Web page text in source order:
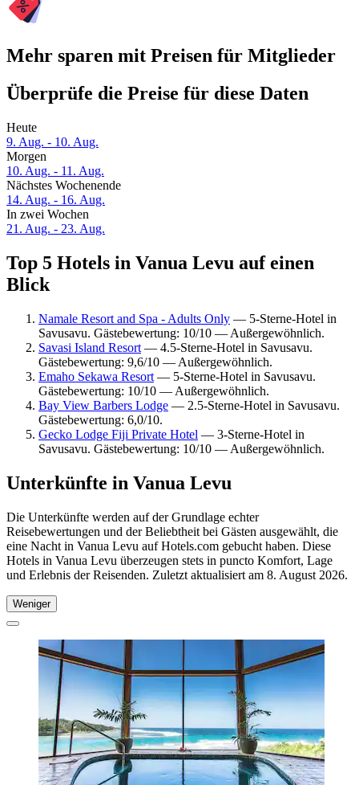
Mehr sparen mit Preisen für Mitglieder
Überprüfe die Preise für diese Daten
Heute
9. Aug. - 10. Aug.
Morgen
10. Aug. - 11. Aug.
Nächstes Wochenende
14. Aug. - 16. Aug.
In zwei Wochen
21. Aug. - 23. Aug.
Top 5 Hotels in Vanua Levu auf einen
Blick
Namale Resort and Spa - Adults Only — 5-Sterne-Hotel in
Savusavu. Gästebewertung: 10/10 — Außergewöhnlich.
Savasi Island Resort — 4.5-Sterne-Hotel in Savusavu.
Gästebewertung: 9,6/10 — Außergewöhnlich.
Emaho Sekawa Resort — 5-Sterne-Hotel in Savusavu.
Gästebewertung: 10/10 — Außergewöhnlich.
Bay View Barbers Lodge — 2.5-Sterne-Hotel in Savusavu.
Gästebewertung: 6,0/10.
Gecko Lodge Fiji Private Hotel — 3-Sterne-Hotel in
Savusavu. Gästebewertung: 10/10 — Außergewöhnlich.
Unterkünfte in Vanua Levu
Die Unterkünfte werden auf der Grundlage echter
Reisebewertungen und der Beliebtheit bei Gästen ausgewählt, die
eine Nacht in Vanua Levu auf Hotels.com gebucht haben. Diese
Hotels in Vanua Levu überzeugen stets in puncto Komfort, Lage
und Erlebnis der Reisenden. Zuletzt aktualisiert am 8. August 2026.
Weniger